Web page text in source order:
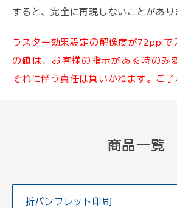
すると、完全に再現しないことがあり
ラスター効果設定の解像度が72ppiで
の値は、お客様の指示がある時のみ
それに伴う責任は負いかねます。ご了
商品一覧
折パンフレット印刷